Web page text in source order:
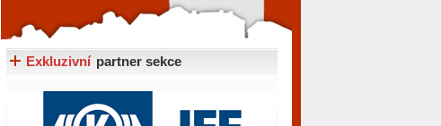
Exkluzivní partner sekce